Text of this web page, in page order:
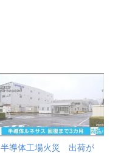
半導体工場火災 出荷が